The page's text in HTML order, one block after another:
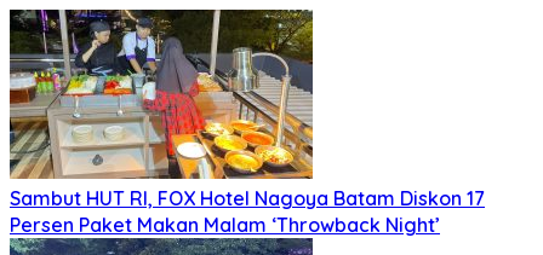
Sambut HUT RI, FOX Hotel Nagoya Batam Diskon 17
Persen Paket Makan Malam ‘Throwback Night’